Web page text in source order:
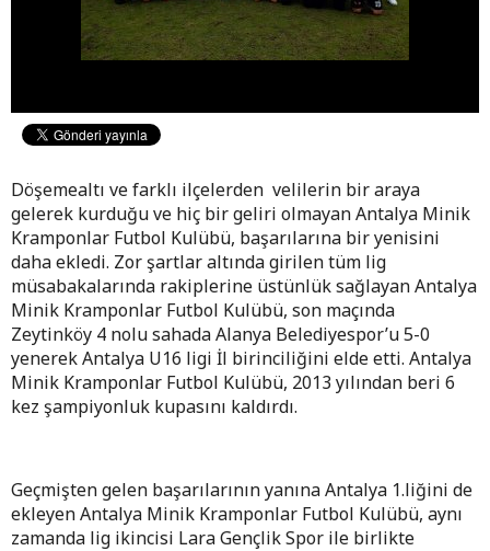
Döşemealtı ve farklı ilçelerden velilerin bir araya
gelerek kurduğu ve hiç bir geliri olmayan Antalya Minik
Kramponlar Futbol Kulübü, başarılarına bir yenisini
daha ekledi. Zor şartlar altında girilen tüm lig
müsabakalarında rakiplerine üstünlük sağlayan Antalya
Minik Kramponlar Futbol Kulübü, son maçında
Zeytinköy 4 nolu sahada Alanya Belediyespor’u 5-0
yenerek Antalya U16 ligi İl birinciliğini elde etti. Antalya
Minik Kramponlar Futbol Kulübü, 2013 yılından beri 6
kez şampiyonluk kupasını kaldırdı.
Geçmişten gelen başarılarının yanına Antalya 1.liğini de
ekleyen Antalya Minik Kramponlar Futbol Kulübü, aynı
zamanda lig ikincisi Lara Gençlik Spor ile birlikte